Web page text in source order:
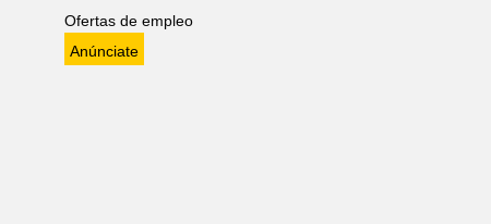
Ofertas de empleo
Anúnciate